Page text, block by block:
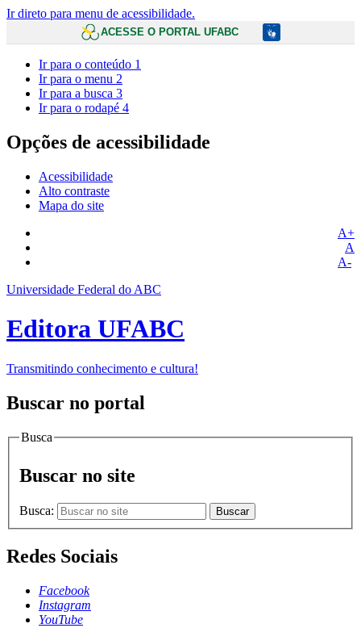
Ir direto para menu de acessibilidade.
ACESSE O PORTAL UFABC
Ir para o conteúdo 1
Ir para o menu 2
Ir para a busca 3
Ir para o rodapé 4
Opções de acessibilidade
Acessibilidade
Alto contraste
Mapa do site
A+
A
A-
Universidade Federal do ABC
Editora UFABC
Transmitindo conhecimento e cultura!
Buscar no portal
Busca
Buscar no site
Busca: Buscar
Redes Sociais
Facebook
Instagram
YouTube